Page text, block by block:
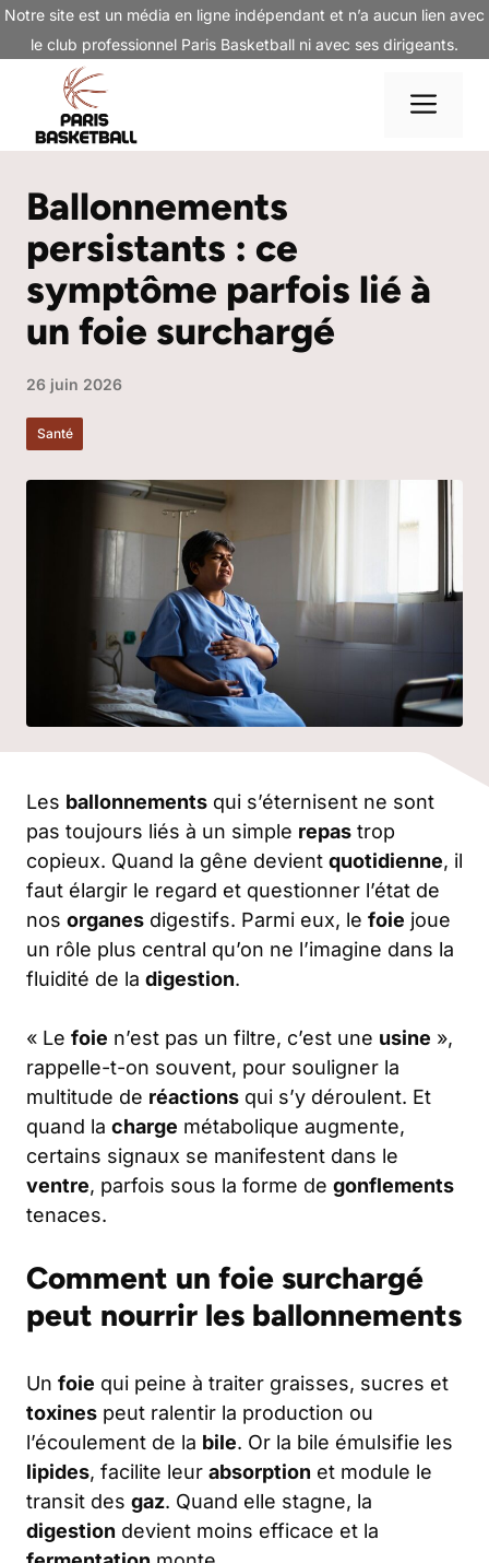
Aller
contenu
Notre site est un média en ligne indépendant et n’a aucun lien avec
le club professionnel Paris Basketball ni avec ses dirigeants.
Ballonnements
persistants : ce
symptôme parfois lié à
un foie surchargé
26 juin 2026
Santé
Les ballonnements qui s’éternisent ne sont
pas toujours liés à un simple repas trop
copieux. Quand la gêne devient quotidienne, il
faut élargir le regard et questionner l’état de
nos organes digestifs. Parmi eux, le foie joue
un rôle plus central qu’on ne l’imagine dans la
fluidité de la digestion.
« Le foie n’est pas un filtre, c’est une usine »,
rappelle-t-on souvent, pour souligner la
multitude de réactions qui s’y déroulent. Et
quand la charge métabolique augmente,
certains signaux se manifestent dans le
ventre, parfois sous la forme de gonflements
tenaces.
Comment un foie surchargé
peut nourrir les ballonnements
Un foie qui peine à traiter graisses, sucres et
toxines peut ralentir la production ou
l’écoulement de la bile. Or la bile émulsifie les
lipides, facilite leur absorption et module le
transit des gaz. Quand elle stagne, la
digestion devient moins efficace et la